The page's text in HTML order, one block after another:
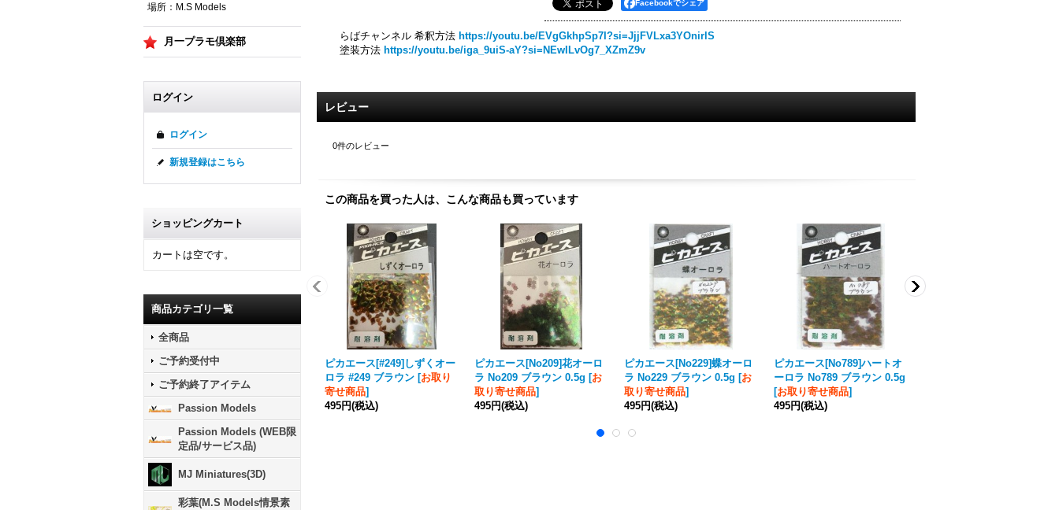
場所：M.S Models
月一プラモ倶楽部
ログイン
ログイン
新規登録はこちら
ショッピングカート
カートは空です。
商品カテゴリ一覧
全商品
ご予約受付中
ご予約終了アイテム
Passion Models
Passion Models (WEB限
定品/サービス品)
MJ Miniatures(3D)
彩葉(M.S Models情景素
Facebookでシェア
らばチャンネル 希釈方法 https://youtu.be/EVgGkhpSp7I?si=JjjFVLxa3YOnirlS
塗装方法 https://youtu.be/iga_9uiS-aY?si=NEwILvOg7_XZmZ9v
レビュー
0件のレビュー
この商品を買った人は、こんな商品も買っています
ピカエース[#249]しずくオー
ロラ #249 ブラウン [お取り
寄せ商品]
495円(税込)
ピカエース[No209]花オーロ
ラ No209 ブラウン 0.5g [お
取り寄せ商品]
495円(税込)
ピカエース[No229]蝶オーロ
ラ No229 ブラウン 0.5g [お
取り寄せ商品]
495円(税込)
ピカエース[No789]ハートオ
ーロラ No789 ブラウン 0.5g
[お取り寄せ商品]
495円(税込)